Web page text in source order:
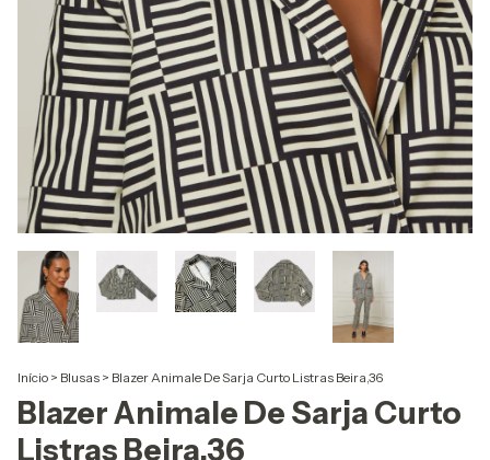
Início > Blusas > Blazer Animale De Sarja Curto Listras Beira,36
Blazer Animale De Sarja Curto
Listras Beira,36